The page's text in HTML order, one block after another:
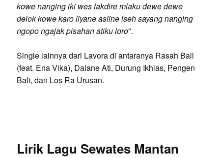
kowe nanging iki wes takdire mlaku dewe dewe
delok kowe karo liyane asline iseh sayang nanging
ngopo ngajak pisahan atiku loro".
Single lainnya dari Lavora di antaranya Rasah Bali
(feat. Ena Vika), Dalane Ati, Durung Ikhlas, Pengen
Bali, dan Los Ra Urusan.
Lirik Lagu Sewates Mantan